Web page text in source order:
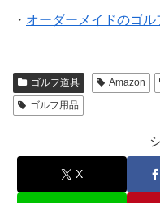
・ オーダーメイドのゴル
ゴルフ道具 Amazon
ゴルフ用品
X